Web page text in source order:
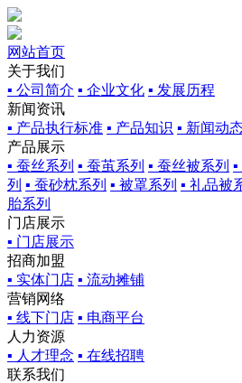
网站首页
关于我们
▪ 公司简介 ▪ 企业文化 ▪ 发展历程
新闻资讯
▪ 产品执行标准 ▪ 产品知识 ▪ 新闻动
产品展示
▪ 蚕丝系列 ▪ 蚕茧系列 ▪ 蚕丝被系列
列 ▪ 蚕砂枕系列 ▪ 被罩系列 ▪ 礼品被
胎系列
门店展示
▪ 门店展示
招商加盟
▪ 实体门店 ▪ 流动摊铺
营销网络
▪ 线下门店 ▪ 电商平台
人力资源
▪ 人才理念 ▪ 在线招聘
联系我们